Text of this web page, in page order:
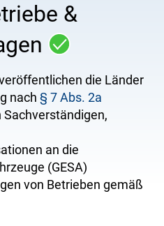
&
die Länder
nach § 7 Abs. 2a
Sachverständigen,
an die
(GESA)
von Betrieben gemäß